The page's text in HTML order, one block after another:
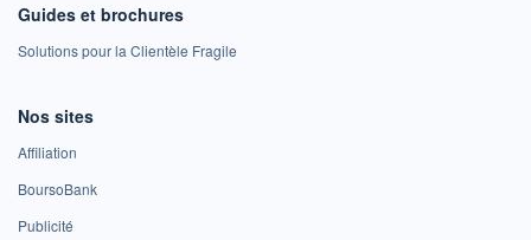
Guides et brochures
Solutions pour la Clientèle Fragile
Nos sites
Affiliation
BoursoBank
Publicité